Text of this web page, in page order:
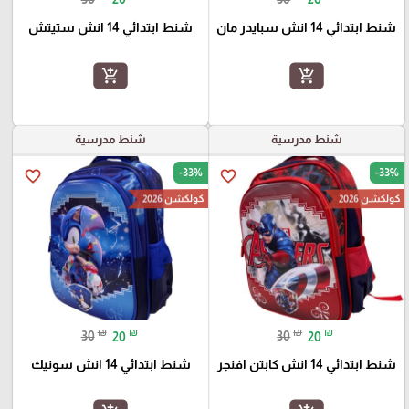
شنط ابتدائي 14 انش سبايدر مان
add_shopping_cart
شنط ابتدائي 14 انش ستيتش
add_shopping_cart
شنط مدرسية
favorite_border -33%
كولكشن 2026
30 ₪ 20 ₪
شنط ابتدائي 14 انش كابتن افنجر
شنط مدرسية
favorite_border -33%
كولكشن 2026
30 ₪ 20 ₪
شنط ابتدائي 14 انش سونيك